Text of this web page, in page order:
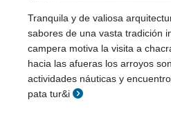
Tranquila y de valiosa
sabores de una vasta tradición
campera motiva la visita a
hacia las afueras los arroyos
actividades náuticas y
pata tur&i